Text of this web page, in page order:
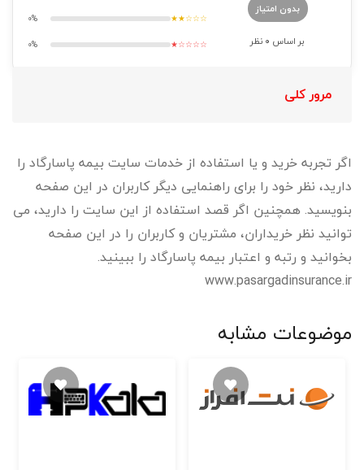
بدون امتیاز
بر اساس 0 نظر
★★☆☆☆
0%
★☆☆☆☆
0%
مرور کلی
اگر تجربه خرید و یا استفاده از خدمات سایت بیمه پاسارگاد را
دارید، نظر خود را برای راهنمایی دیگر کاربران در این صفحه
بنویسید. همچنین اگر قصد استفاده از این سایت را دارید، می
توانید نظر خریداران، مشتریان و کاربران را در این صفحه
بخوانید و رتبه و اعتبار بیمه پاسارگاد را ببینید.
www.pasargadinsurance.ir
موضوعات مشابه